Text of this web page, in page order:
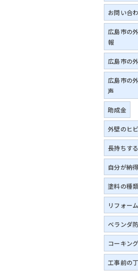
お問い合
広島市の
報
広島市の
広島市の
声
助成金
外壁のヒ
長持ちす
自分が納
塗料の種
リフォー
ベランダ
コーキン
工事前の